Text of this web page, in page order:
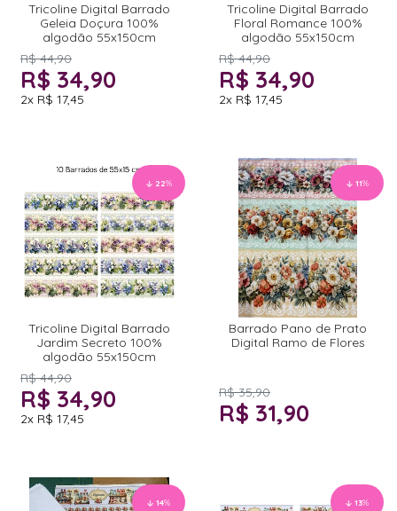
Tricoline Digital Barrado
Geleia Doçura 100%
algodão 55x150cm
R$ 44,90
R$ 34,90
2x R$ 17,45
Tricoline Digital Barrado
Floral Romance 100%
algodão 55x150cm
R$ 44,90
R$ 34,90
2x R$ 17,45
22%
Tricoline Digital Barrado
Jardim Secreto 100%
algodão 55x150cm
R$ 44,90
R$ 34,90
2x R$ 17,45
11%
Barrado Pano de Prato
Digital Ramo de Flores
R$ 35,90
R$ 31,90
14% 13%